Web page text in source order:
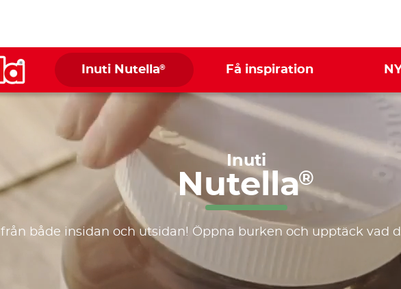
Inuti Nutella® Få inspiration
Inuti
Nutella®
från både insidan och utsidan! Öppna burken och upptäck vad